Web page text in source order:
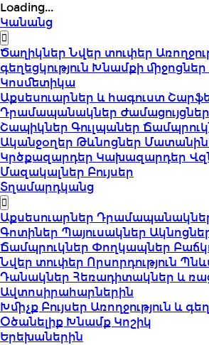
Loading...
Կանանց
ԾաղիկներՆվեր տուփեր
գեղեցկություն Խնամքի միջոցներ
Կոսմետիկա
Աքսեսուարներ և հագուստ
Դրամապանակներ Ժամացույցներ
Շապիկներ Գուլպաներ
Ականջօղեր Թևնոցներ
Կրծքազարդեր Կախազարդեր
Մազակալներ Բույսեր
Տղամարդկանց
Աքսեսուարներ
Գոտիներ Պայուսակներ
Ճամպրուկներ Փողկապներ
Նվեր տուփեր Որսորդություն
Դանակներ Հեռադիտակներ և
Ավտոսիրահարներին
Խմիչք Բույսեր Առողջություն և
Օծանելիք Խնամք Կոշիկ
Երեխաներին